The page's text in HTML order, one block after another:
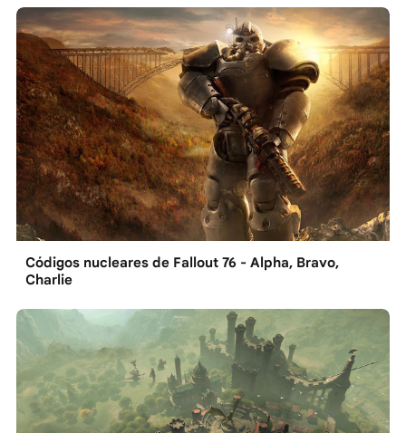
Códigos nucleares de Fallout 76 - Alpha, Bravo,
Charlie